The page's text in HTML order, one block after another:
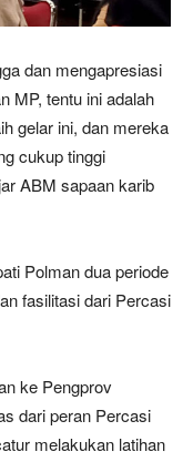
dan mengapresiasi
MP, tentu ini adalah
gelar ini, dan mereka
cukup tinggi
ABM sapaan karib
Polman dua periode
fasilitasi dari Percasi
ke Pengprov
dari peran Percasi
melakukan latihan